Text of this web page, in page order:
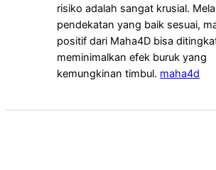
risiko adalah sangat krusial.
pendekatan yang baik sesuai,
positif dari Maha4D bisa
meminimalkan efek buruk yang
kemungkinan timbul. maha4d